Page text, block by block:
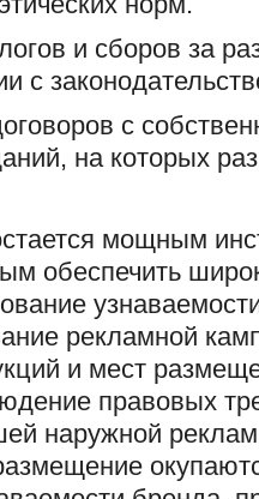
и сборов за
с
с
на которых
мощным
обеспечить
рекламной
и мест
правовых
наружной